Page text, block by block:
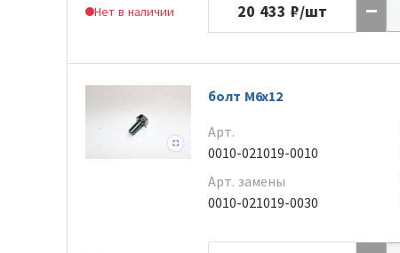
Нет в наличии 20 433 ₽/шт
болт M6х12
Арт.
0010-021019-0010
Арт. замены
0010-021019-0030